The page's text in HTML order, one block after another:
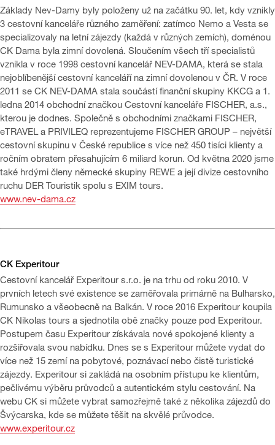
Základy Nev-Damy byly položeny už na začátku 90. let, kdy vznikly
3 cestovní kanceláře různého zaměření: zatímco Nemo a Vesta se
specializovaly na letní zájezdy (každá v různých zemích), doménou
CK Dama byla zimní dovolená. Sloučením všech tří specialistů
vznikla v roce 1998 cestovní kancelář NEV-DAMA, která se stala
nejoblíbenější cestovní kanceláří na zimní dovolenou v ČR. V roce
2011 se CK NEV-DAMA stala součástí finanční skupiny KKCG a 1.
ledna 2014 obchodní značkou Cestovní kanceláře FISCHER, a.s.,
kterou je dodnes. Společně s obchodními značkami FISCHER,
eTRAVEL a PRIVILEQ reprezentujeme FISCHER GROUP – největší
cestovní skupinu v České republice s více než 450 tisíci klienty a
ročním obratem přesahujícím 6 miliard korun. Od května 2020 jsme
také hrdými členy německé skupiny REWE a její divize cestovního
ruchu DER Touristik spolu s EXIM tours.
www.nev-dama.cz
CK Experitour
Cestovní kancelář Experitour s.r.o. je na trhu od roku 2010. V
prvních letech své existence se zaměřovala primárně na Bulharsko,
Rumunsko a všeobecně na Balkán. V roce 2016 Experitour koupila
CK Nikolas tours a sjednotila obě značky pouze pod Experitour.
Postupem času Experitour získávala nové spokojené klienty a
rozšiřovala svou nabídku. Dnes se s Experitour můžete vydat do
více než 15 zemí na pobytové, poznávací nebo čistě turistické
zájezdy. Experitour si zakládá na osobním přístupu ke klientům,
pečlivému výběru průvodců a autentickém stylu cestování. Na
webu CK si můžete vybrat samozřejmě také z několika zájezdů do
Švýcarska, kde se můžete těšit na skvělé průvodce.
www.experitour.cz